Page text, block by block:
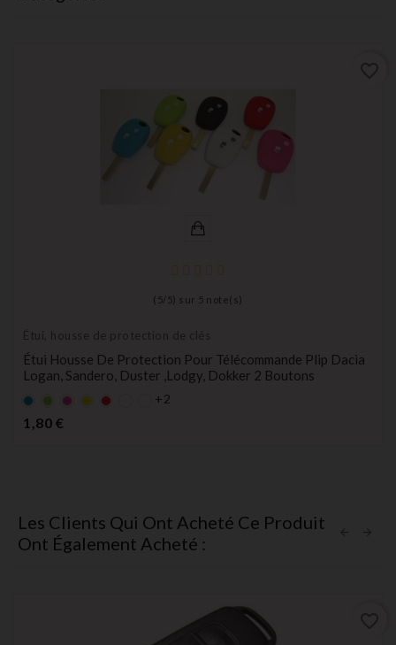
( 5/ 5) sur 5 note(s)
Étui, housse de protection de clés
Étui Housse De Protection Pour Télécommande Plip Dacia
Logan, Sandero, Duster ,Lodgy, Dokker 2 Boutons
BleuVertroseJaunerouge +2
1,80 €
Les Clients Qui Ont Acheté Ce Produit
Ont Également Acheté :